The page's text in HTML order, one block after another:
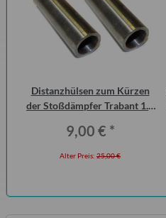
Distanzhülsen zum Kürzen
der Stoßdämpfer Trabant 1.1
9,00 € *
Alter Preis: 25,00 €